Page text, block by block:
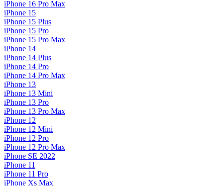
iPhone 16 Pro Max
iPhone 15
iPhone 15 Plus
iPhone 15 Pro
iPhone 15 Pro Max
iPhone 14
iPhone 14 Plus
iPhone 14 Pro
iPhone 14 Pro Max
iPhone 13
iPhone 13 Mini
iPhone 13 Pro
iPhone 13 Pro Max
iPhone 12
iPhone 12 Mini
iPhone 12 Pro
iPhone 12 Pro Max
iPhone SE 2022
iPhone 11
iPhone 11 Pro
iPhone Xs Max